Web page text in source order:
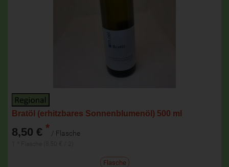
Bratöl (erhitzbares Sonnenblumenöl) 500 ml
8,50 € * / Flasche
Flasche